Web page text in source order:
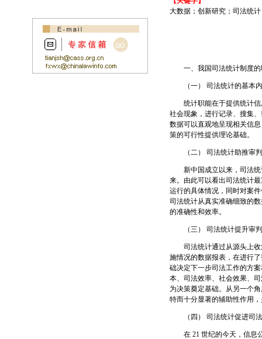
大数据；创新研究；司法统计
一、我国司法统计制度的
（一） 司法统计的基本
统计职能在于提供统计信
社会现象，进行记录、搜集
数据可以直观地呈现相关信
策的可行性提供理论基础。
（二） 司法统计助推审判
新中国成立以来，司法统
来。由此可以看出司法统计
运行的具体情况，同时对案
司法统计从真实准确细致的
的准确性和效率。
（三） 司法统计提升审
司法统计通过从源头上收
施情况的数据报表，在进行
础决定下一步司法工作的方
本、司法效率、社会效果、
为决策奠定基础。从另一个
特而十分显著的辅助性作用
（四） 司法统计促进司
在 21 世纪的今天，信息公